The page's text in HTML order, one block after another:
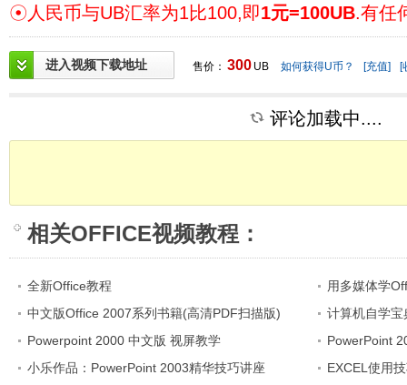
☉人民币与UB汇率为1比100,即1元=100UB.有任
进入视频下载地址 售价： 300 UB 如何获得U币？ [充值] [
评论加载中....
相关OFFICE视频教程 ：
全新Office教程
用多媒体学
中文版Office 2007系列书籍(高清PDF扫描版)
计算机自学
Powerpoint 2000 中文版 视屏教学
PowerPoint
小乐作品：PowerPoint 2003精华技巧讲座
EXCEL使用